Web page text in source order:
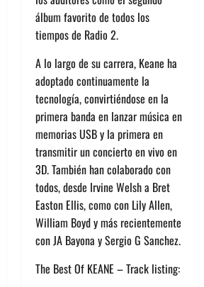
álbum favorito de todos los
tiempos de Radio 2.
A lo largo de su carrera, Keane ha
adoptado continuamente la
tecnología, convirtiéndose en la
primera banda en lanzar música en
memorias USB y la primera en
transmitir un concierto en vivo en
3D. También han colaborado con
todos, desde Irvine Welsh a Bret
Easton Ellis, como con Lily Allen,
William Boyd y más recientemente
con JA Bayona y Sergio G Sanchez.
The Best Of KEANE – Track listing: